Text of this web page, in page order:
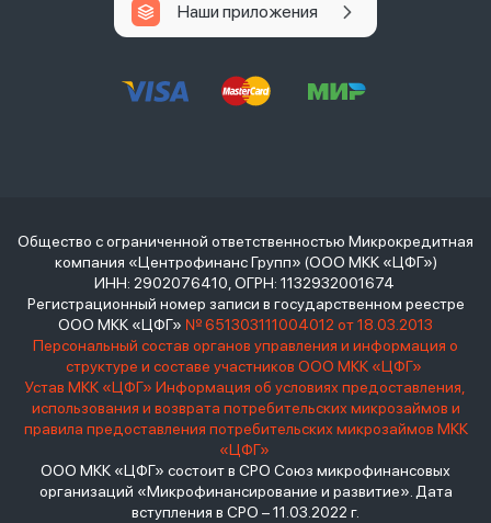
Наши приложения
Общество с ограниченной ответственностью Микрокредитная
компания «Центрофинанс Групп» (ООО МКК «ЦФГ»)
ИНН: 2902076410, ОГРН: 1132932001674
Регистрационный номер записи в государственном реестре
ООО МКК «ЦФГ» № 651303111004012 от 18.03.2013
Персональный состав органов управления и информация о
структуре и составе участников ООО МКК «ЦФГ»
Устав МКК «ЦФГ» Информация об условиях предоставления,
использования и возврата потребительских микрозаймов и
правила предоставления потребительских микрозаймов МКК
«ЦФГ»
ООО МКК «ЦФГ» состоит в СРО Союз микрофинансовых
организаций «Микрофинансирование и развитие». Дата
вступления в СРО – 11.03.2022 г.